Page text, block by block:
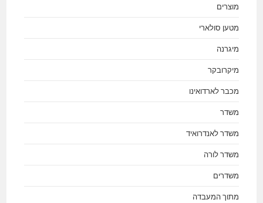
מוצרים
מטען סולארי
מיגרנה
מיקרובקר
מכבר לארדואינו
משדר
משדר לאנדרואיד
משדר לורה
משדרים
מתוך המעבדה